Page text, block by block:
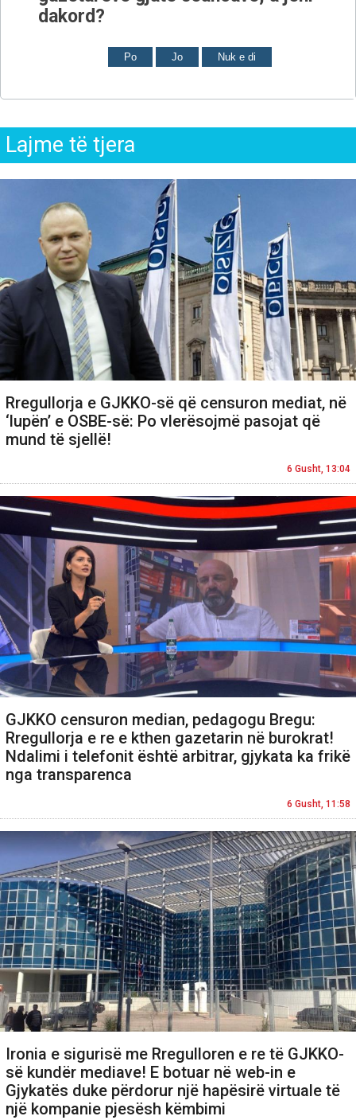
dakord?
Po Jo Nuk e di
Lajme të tjera
Rregullorja e GJKKO-së që censuron mediat, në
‘lupën’ e OSBE-së: Po vlerësojmë pasojat që
mund të sjellë!
6 Gusht, 13:04
GJKKO censuron median, pedagogu Bregu:
Rregullorja e re e kthen gazetarin në burokrat!
Ndalimi i telefonit është arbitrar, gjykata ka frikë
nga transparenca
6 Gusht, 11:58
Ironia e sigurisë me Rregulloren e re të GJKKO-
së kundër mediave! E botuar në web-in e
Gjykatës duke përdorur një hapësirë virtuale të
një kompanie pjesësh këmbimi